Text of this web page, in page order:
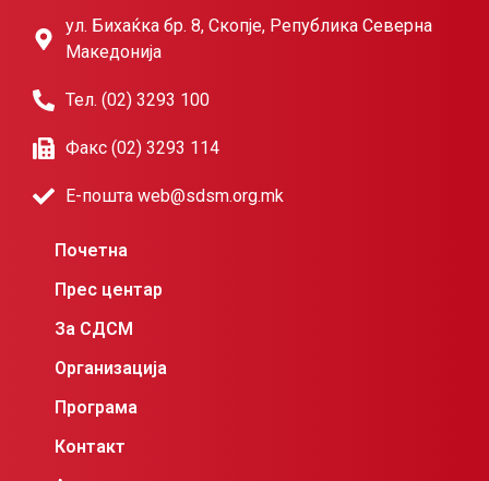
ул. Бихаќка бр. 8, Скопје, Република Северна
Македонија
Тел. (02) 3293 100
Факс (02) 3293 114
Е-пошта web@sdsm.org.mk
Почетна
Прес центар
За СДСМ
Организација
Програма
Контакт